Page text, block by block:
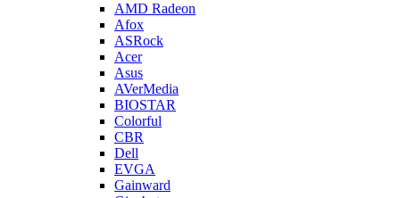
AMD Radeon
Afox
ASRock
Acer
Asus
AVerMedia
BIOSTAR
Colorful
CBR
Dell
EVGA
Gainward